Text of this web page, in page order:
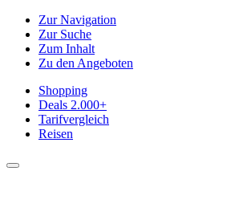
Zur Navigation
Zur Suche
Zum Inhalt
Zu den Angeboten
Shopping
Deals 2.000+
Tarifvergleich
Reisen